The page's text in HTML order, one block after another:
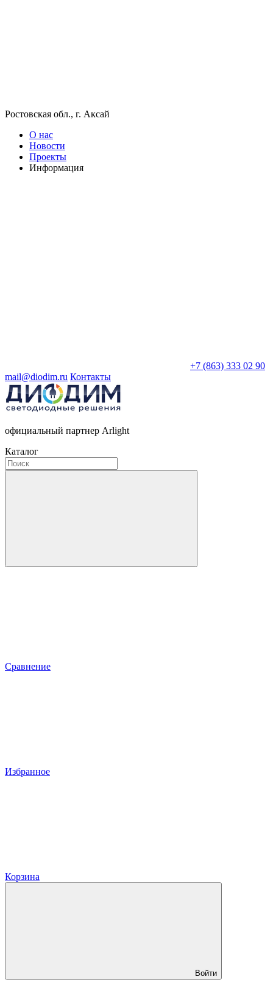
Ростовская обл., г. Аксай
О нас
Новости
Проекты
Информация
+7 (863) 333 02 90
mail@diodim.ru Контакты
официальный партнер Arlight
Каталог
Сравнение
Избранное
Корзина
Войти